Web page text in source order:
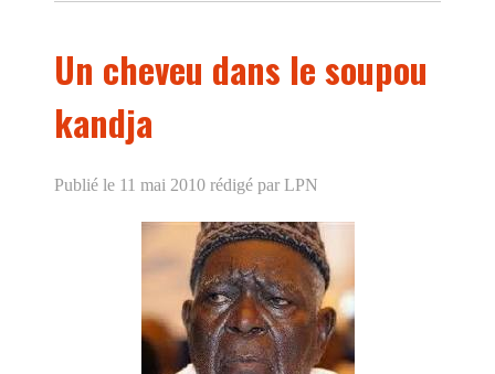
Un cheveu dans le soupou
kandja
Publié le 11 mai 2010 rédigé par LPN